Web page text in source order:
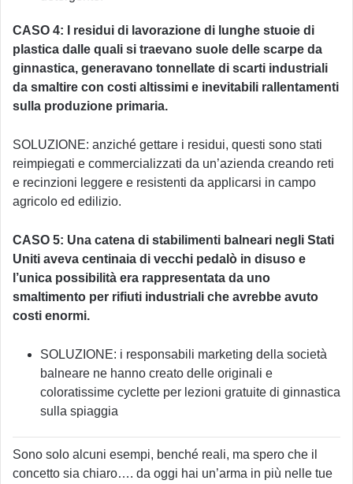
CASO 4: I residui di lavorazione di lunghe stuoie di
plastica dalle quali si traevano suole delle scarpe da
ginnastica, generavano tonnellate di scarti industriali
da smaltire con costi altissimi e inevitabili rallentamenti
sulla produzione primaria.
SOLUZIONE: anziché gettare i residui, questi sono stati
reimpiegati e commercializzati da un’azienda creando reti
e recinzioni leggere e resistenti da applicarsi in campo
agricolo ed edilizio.
CASO 5: Una catena di stabilimenti balneari negli Stati
Uniti aveva centinaia di vecchi pedalò in disuso e
l’unica possibilità era rappresentata da uno
smaltimento per rifiuti industriali che avrebbe avuto
costi enormi.
SOLUZIONE: i responsabili marketing della società
balneare ne hanno creato delle originali e
coloratissime cyclette per lezioni gratuite di ginnastica
sulla spiaggia
Sono solo alcuni esempi, benché reali, ma spero che il
concetto sia chiaro…. da oggi hai un’arma in più nelle tue